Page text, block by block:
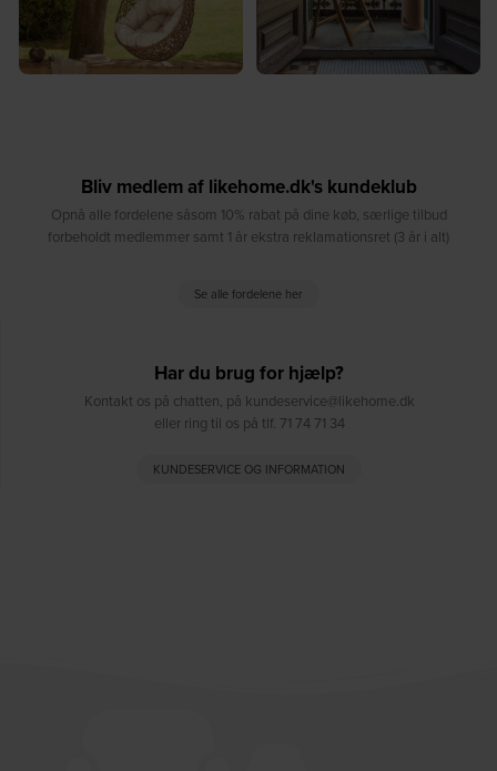
Bliv medlem af likehome.dk's kundeklub
Opnå alle fordelene såsom 10% rabat på dine køb, særlige tilbud
forbeholdt medlemmer samt 1 år ekstra reklamationsret (3 år i alt)
Se alle fordelene her
Har du brug for hjælp?
Kontakt os på chatten, på kundeservice@likehome.dk
eller ring til os på tlf. 71 74 71 34
KUNDESERVICE OG INFORMATION